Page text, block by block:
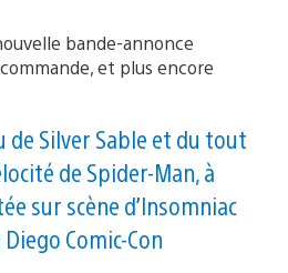
de Silver Sable et du tout
de Spider-Man, à
sur scène d’Insomniac
Comic-Con